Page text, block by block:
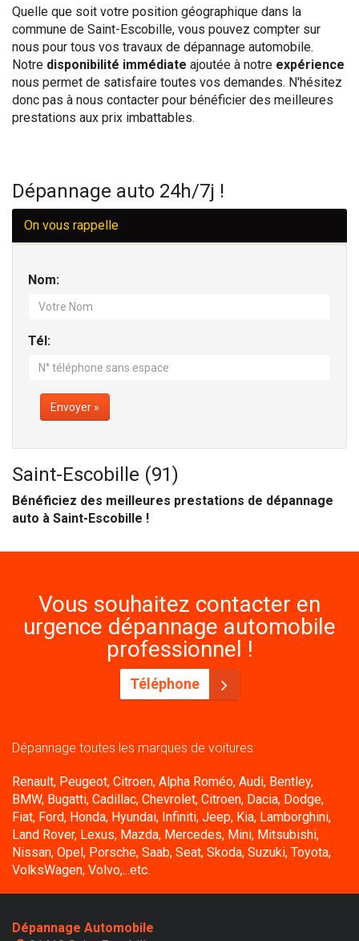
Quelle que soit votre position géographique dans la
commune de Saint-Escobille, vous pouvez compter sur
nous pour tous vos travaux de dépannage automobile.
Notre disponibilité immédiate ajoutée à notre expérience
nous permet de satisfaire toutes vos demandes. N'hésitez
donc pas à nous contacter pour bénéficier des meilleures
prestations aux prix imbattables.
Dépannage auto 24h/7j !
On vous rappelle
Nom:
Tél:
Envoyer »
Saint-Escobille (91)
Bénéficiez des meilleures prestations de dépannage
auto à Saint-Escobille !
Vous souhaitez contacter en
urgence dépannage automobile
professionnel !
Téléphone
Dépannage toutes les marques de voitures:
Renault, Peugeot, Citroen, Alpha Roméo, Audi, Bentley,
BMW, Bugatti, Cadillac, Chevrolet, Citroen, Dacia, Dodge,
Fiat, Ford, Honda, Hyundai, Infiniti, Jeep, Kia, Lamborghini,
Land Rover, Lexus, Mazda, Mercedes, Mini, Mitsubishi,
Nissan, Opel, Porsche, Saab, Seat, Skoda, Suzuki, Toyota,
VolksWagen, Volvo,...etc.
Dépannage Automobile